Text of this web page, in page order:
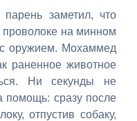
заметил, что
проволоке на минном
оружием. Мохаммед
раненное животное
Ни секунды не
помощь: сразу после
отпустив собаку,